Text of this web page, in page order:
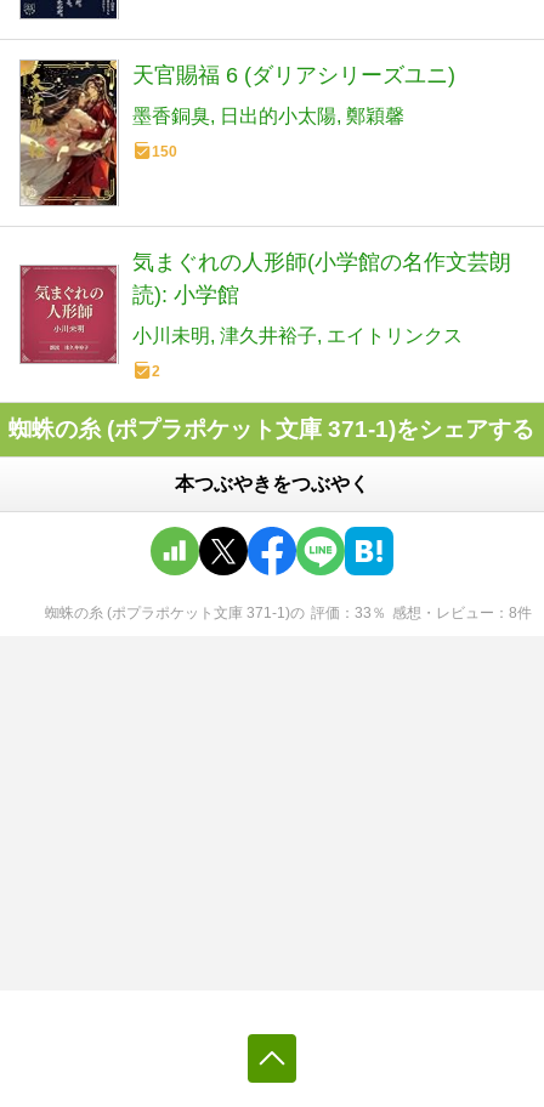
天官賜福 6 (ダリアシリーズユニ)
墨香銅臭 日出的小太陽 鄭穎馨
150
気まぐれの人形師(小学館の名作文芸朗
読): 小学館
小川未明 津久井裕子 エイトリンクス
2
蜘蛛の糸 (ポプラポケット文庫 371-1)をシェアする
本つぶやきをつぶやく
蜘蛛の糸 (ポプラポケット文庫 371-1)の 評価 33 ％ 感想・レビュー 8件